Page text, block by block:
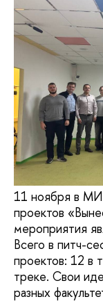
11 ноября в
проектов
мероприятия
Всего в питч-
проектов: 12 в
треке. Свои
разных